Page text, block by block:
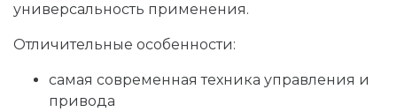
универсальность применения.
Отличительные особенности:
самая современная техника управления и
привода